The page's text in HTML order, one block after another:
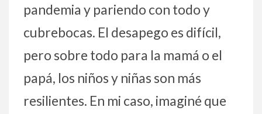
pandemia y pariendo con todo y
cubrebocas. El desapego es difícil,
pero sobre todo para la mamá o el
papá, los niños y niñas son más
resilientes. En mi caso, imaginé que